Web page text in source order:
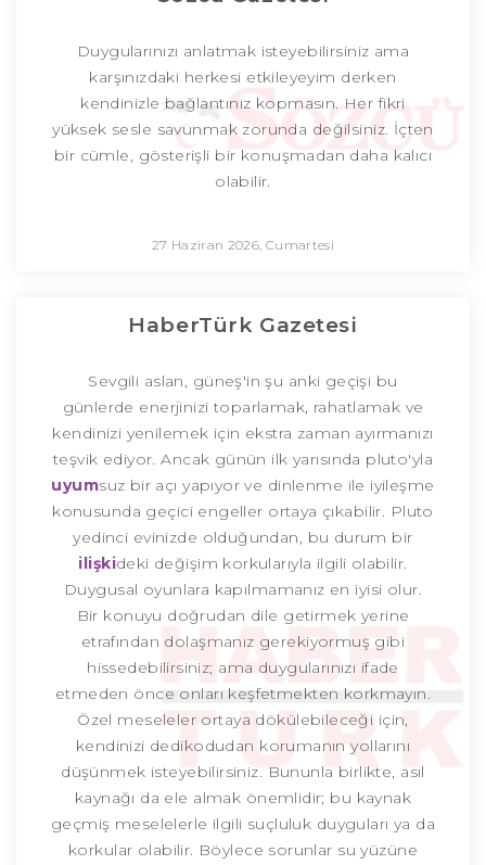
Duygularınızı anlatmak isteyebilirsiniz ama
karşınızdaki herkesi etkileyeyim derken
kendinizle bağlantınız kopmasın. Her fikri
yüksek sesle savunmak zorunda değilsiniz. İçten
bir cümle, gösterişli bir konuşmadan daha kalıcı
olabilir.
27 Haziran 2026, Cumartesi
HaberTürk Gazetesi
Sevgili aslan, güneş'in şu anki geçişi bu
günlerde enerjinizi toparlamak, rahatlamak ve
kendinizi yenilemek için ekstra zaman ayırmanızı
teşvik ediyor. Ancak günün ilk yarısında pluto'yla
uyumsuz bir açı yapıyor ve dinlenme ile iyileşme
konusunda geçici engeller ortaya çıkabilir. Pluto
yedinci evinizde olduğundan, bu durum bir
ilişkideki değişim korkularıyla ilgili olabilir.
Duygusal oyunlara kapılmamanız en iyisi olur.
Bir konuyu doğrudan dile getirmek yerine
etrafından dolaşmanız gerekiyormuş gibi
hissedebilirsiniz; ama duygularınızı ifade
etmeden önce onları keşfetmekten korkmayın.
Özel meseleler ortaya dökülebileceği için,
kendinizi dedikodudan korumanın yollarını
düşünmek isteyebilirsiniz. Bununla birlikte, asıl
kaynağı da ele almak önemlidir; bu kaynak
geçmiş meselelerle ilgili suçluluk duyguları ya da
korkular olabilir. Böylece sorunlar su yüzüne